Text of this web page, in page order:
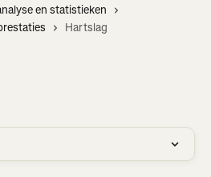
en statistieken
Hartslag